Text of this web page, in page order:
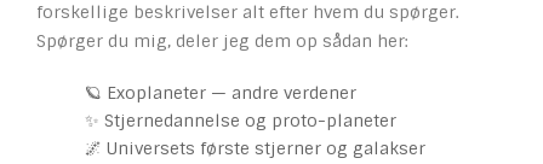
forskellige beskrivelser alt efter hvem du spørger.
Spørger du mig, deler jeg dem op sådan her:
🪐 Exoplaneter — andre verdener
✨ Stjernedannelse og proto-planeter
🌌 Universets første stjerner og galakser